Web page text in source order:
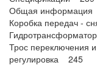
Общая
Коробка передач -
Трос переключения
регулировка 245